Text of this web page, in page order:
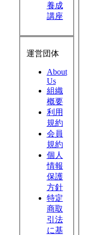
養成
講座
運営団体
About
Us
組織
概要
利用
規約
会員
規約
個人
情報
保護
方針
特定
商取
引法
に基